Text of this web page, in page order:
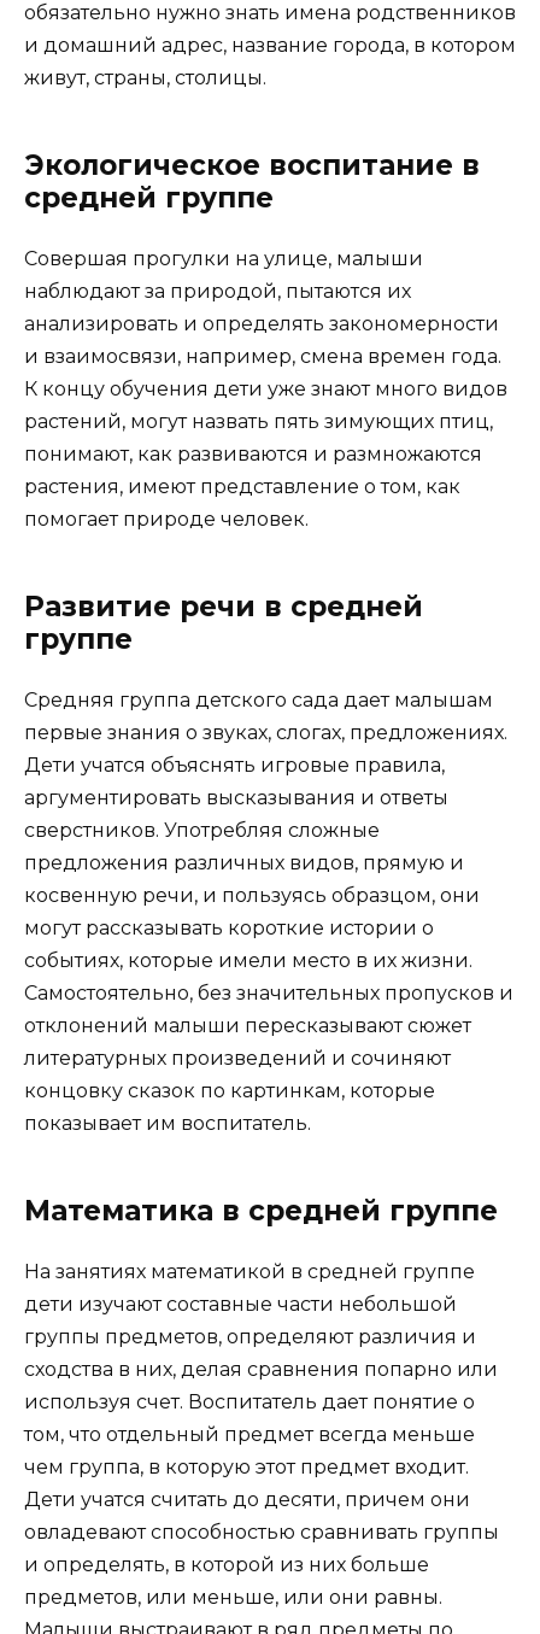
обязательно нужно знать имена родственников
и домашний адрес, название города, в котором
живут, страны, столицы.
Экологическое воспитание в
средней группе
Совершая прогулки на улице, малыши
наблюдают за природой, пытаются их
анализировать и определять закономерности
и взаимосвязи, например, смена времен года.
К концу обучения дети уже знают много видов
растений, могут назвать пять зимующих птиц,
понимают, как развиваются и размножаются
растения, имеют представление о том, как
помогает природе человек.
Развитие речи в средней
группе
Средняя группа детского сада дает малышам
первые знания о звуках, слогах, предложениях.
Дети учатся объяснять игровые правила,
аргументировать высказывания и ответы
сверстников. Употребляя сложные
предложения различных видов, прямую и
косвенную речи, и пользуясь образцом, они
могут рассказывать короткие истории о
событиях, которые имели место в их жизни.
Самостоятельно, без значительных пропусков и
отклонений малыши пересказывают сюжет
литературных произведений и сочиняют
концовку сказок по картинкам, которые
показывает им воспитатель.
Математика в средней группе
На занятиях математикой в средней группе
дети изучают составные части небольшой
группы предметов, определяют различия и
сходства в них, делая сравнения попарно или
используя счет. Воспитатель дает понятие о
том, что отдельный предмет всегда меньше
чем группа, в которую этот предмет входит.
Дети учатся считать до десяти, причем они
овладевают способностью сравнивать группы
и определять, в которой из них больше
предметов, или меньше, или они равны.